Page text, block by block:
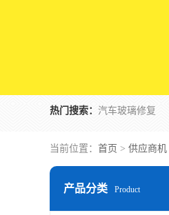
热门搜索： 汽车玻璃修复
当前位置： 首页 > 供应商机
产品分类 Product